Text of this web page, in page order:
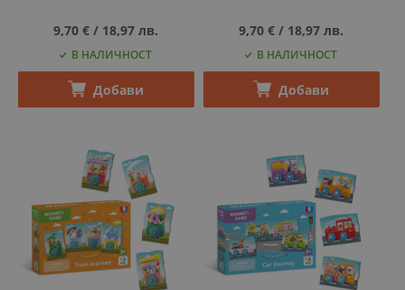
9,70 € ‎/‎ 18,97 лв.
В НАЛИЧНОСТ
Добави
9,70 € ‎/‎ 18,97 лв.
В НАЛИЧНОСТ
Добави